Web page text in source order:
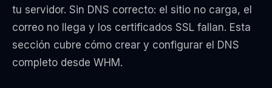
tu servidor. Sin DNS correcto: el sitio no carga, el
correo no llega y los certificados SSL fallan. Esta
sección cubre cómo crear y configurar el DNS
completo desde WHM.